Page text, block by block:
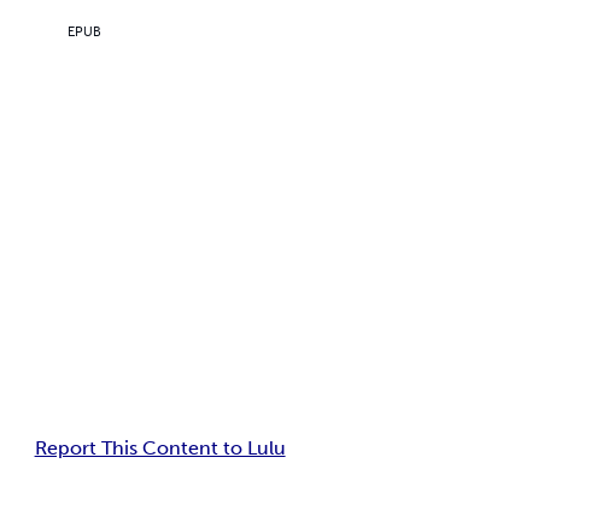
EPUB
Report This Content to Lulu